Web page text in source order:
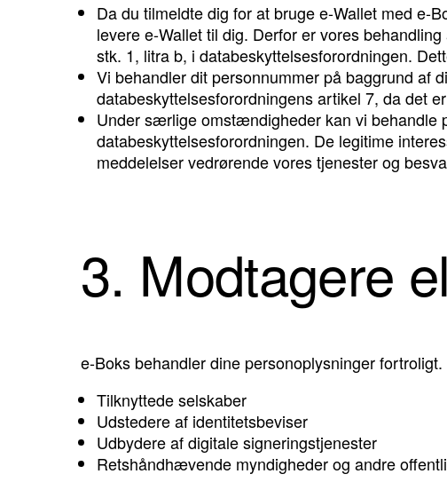
Da du tilmeldte dig for at bruge e-Wallet med e-
levere e-Wallet til dig. Derfor er vores
stk. 1, litra b, i databeskyttelsesforordningen.
Vi behandler dit personnummer på baggrund af
databeskyttelsesforordningens artikel 7, da det
Under særlige omstændigheder kan vi behandle
databeskyttelsesforordningen. De legitime
meddelelser vedrørende vores tjenester og
3. Modtagere
e-Boks behandler dine personoplysninger
Tilknyttede selskaber
Udstedere af identitetsbeviser
Udbydere af digitale signeringstjenester
Retshåndhævende myndigheder og andre